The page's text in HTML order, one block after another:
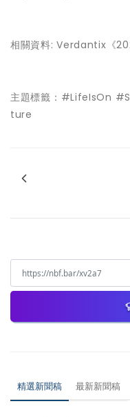
相關資料: Verdantix 《
主題標籤： #LifeIsOn
ture
精選新聞稿 最新新聞稿